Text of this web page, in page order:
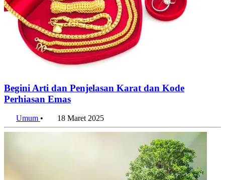
Begini Arti dan Penjelasan Karat dan Kode
Perhiasan Emas
Umum • 18 Maret 2025